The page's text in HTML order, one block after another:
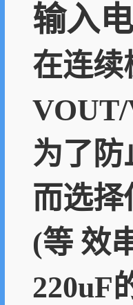
输入
在连续
VOUT/
为了防
而选择
(等 效
220uF